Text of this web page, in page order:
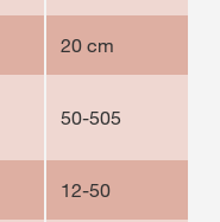
20 cm
50-505
12-50